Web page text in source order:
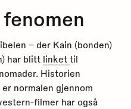
– der Kain (bonden)
har blitt linket til
Historien
normalen gjennom
filmer har også